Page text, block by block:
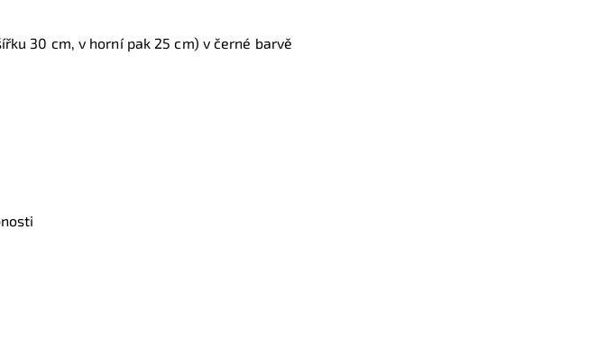
30 cm, v horní pak 25 cm) v černé barvě